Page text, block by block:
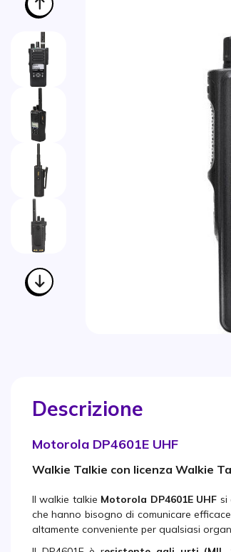
Descrizione
Motorola DP4601E UHF
Walkie Talkie con licenza Walkie
Il walkie talkie Motorola DP4601E UHF si
che hanno bisogno di comunicare
altamente conveniente per qualsiasi